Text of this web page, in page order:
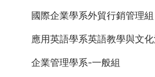
國際企業學系外貿行銷管理
應用英語學系英語教學與文
企業管理學系-一般組